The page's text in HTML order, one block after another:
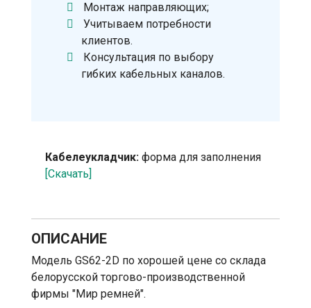
Монтаж направляющих;
Учитываем потребности
клиентов.
Консультация по выбору
гибких кабельных каналов.
Кабелеукладчик: форма для заполнения
[Скачать]
ОПИСАНИЕ
Модель GS62-2D по хорошей цене со склада
белорусской торгово-производственной
фирмы "Мир ремней".